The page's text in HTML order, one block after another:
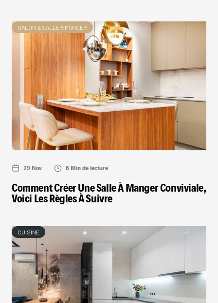
SALON & SALLE À MANGER
29 Nov 6 Min de lecture
Comment Créer Une Salle À Manger Conviviale,
Voici Les Règles À Suivre
CUISINE